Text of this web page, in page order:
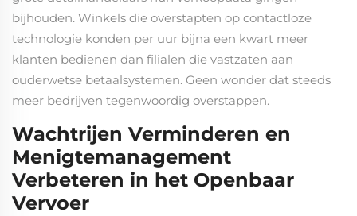
bijhouden. Winkels die overstapten op contactloze
technologie konden per uur bijna een kwart meer
klanten bedienen dan filialen die vastzaten aan
ouderwetse betaalsystemen. Geen wonder dat steeds
meer bedrijven tegenwoordig overstappen.
Wachtrijen Verminderen en
Menigtemanagement
Verbeteren in het Openbaar
Vervoer